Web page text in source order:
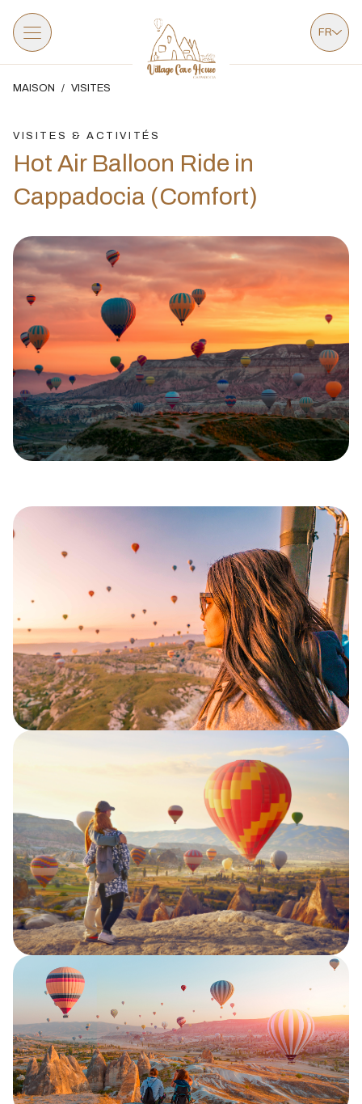
FR
MAISON / VISITES
VISITES & ACTIVITÉS
Hot Air Balloon Ride in
Cappadocia (Comfort)